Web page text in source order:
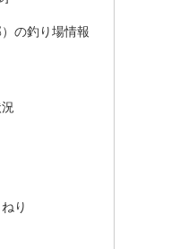
の釣り場情報
り